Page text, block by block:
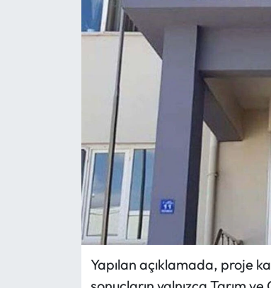
Yapılan açıklamada, proje
Ekonomi
İskilip Haberleri
Kargı Haberleri
Kimdir?
Kültür Sanat
Laçin Haberleri